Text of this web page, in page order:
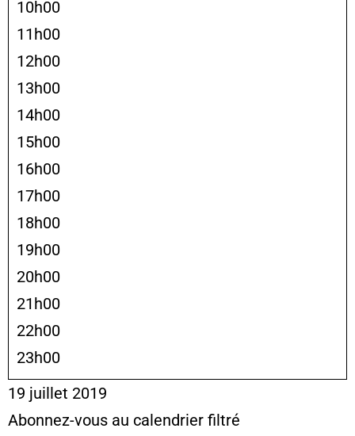
10h00
11h00
12h00
13h00
14h00
15h00
16h00
17h00
18h00
19h00
20h00
21h00
22h00
23h00
19 juillet 2019
Abonnez-vous au calendrier filtré